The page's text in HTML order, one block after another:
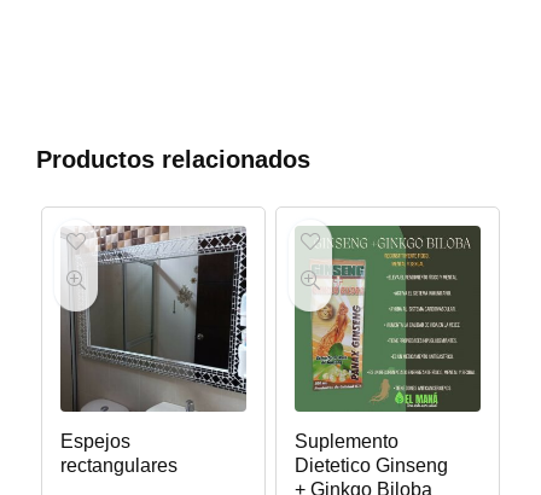
Productos relacionados
Espejos
rectangulares
Suplemento
Dietetico Ginseng
+ Ginkgo Biloba